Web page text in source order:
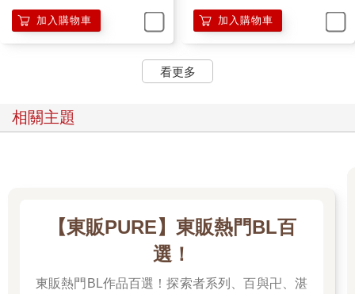
他簡短回應在自己枕邊叩首的青年。
準備工作馬上就要完成了，過不久……再過不久，男子就能夠排
正軌。懇請您給予吾等一償夙願的機會。」
儘管是氣若游絲的一聲斥責，但已經足夠讓情緒有些激動的青年
閉上嘴巴。
加入購物車 加入購物車
看更多
相關主題
【東販PURE】東販熱門BL百
選！
東販熱門BL作品百選！探索者系列、百與卍、湛